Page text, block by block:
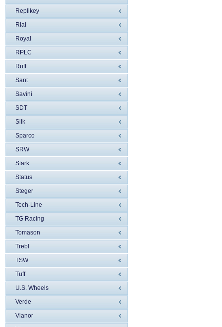
Replikey
Rial
Royal
RPLC
Ruff
Sant
Savini
SDT
Slik
Sparco
SRW
Stark
Status
Steger
Tech-Line
TG Racing
Tomason
Trebl
TSW
Tuff
U.S. Wheels
Verde
Vianor